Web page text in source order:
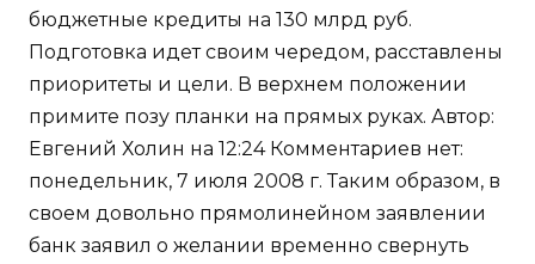
бюджетные кредиты на 130 млрд руб.
Подготовка идет своим чередом, расставлены
приоритеты и цели. В верхнем положении
примите позу планки на прямых руках. Автор:
Евгений Холин на 12:24 Комментариев нет:
понедельник, 7 июля 2008 г. Таким образом, в
своем довольно прямолинейном заявлении
банк заявил о желании временно свернуть